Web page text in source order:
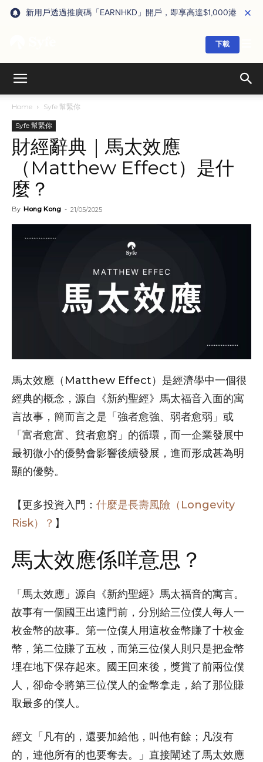
新用戶透過推廣碼「EARNHKD」開戶，即享高達$1,000港元獎賞
下載
Home Syfe 幫緊你
Syfe 幫緊你
財經辭典｜馬太效應
（Matthew Effect）是什
麼？
By Hong Kong - 21/05/2025
馬太效應（Matthew Effect）是經濟學中一個很
經典的概念，源自《新約聖經》馬太福音入面的寓
言故事，簡而言之是「強者愈強、弱者愈弱」或
「富者愈富、貧者愈窮」的循環，而一企業發展中
最初微小的優勢會影響後續發展，進而形成甚為明
顯的優勢。
【更多投資入門： 什麼是長壽風險（Longevity
Risk）？ 】
馬太效應係咩意思？
「馬太效應」源自《新約聖經》馬太福音的寓言。
故事有一個國王出遠門前，分別給三位僕人每人一
枚金幣的故事。第一位僕人用這枚金幣賺了十枚金
幣，第二位賺了五枚，而第三位僕人則只是把金幣
埋在地下保存起來。國王回來後，獎賞了前兩位僕
人，卻命令將第三位僕人的金幣拿走，給了那位賺
取最多的僕人。
經文「凡有的，還要加給他，叫他有餘；凡沒有
的，連他所有的也要奪去。」直接闡述了馬太效應